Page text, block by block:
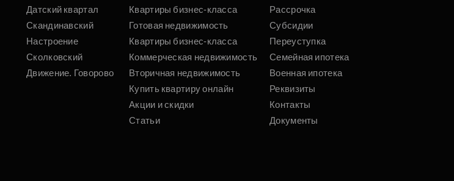
Датский квартал
Скандинавский
Настроение
Сколковский
Движение. Говорово
Квартиры бизнес-класса
Готовая недвижимость
Квартиры бизнес-класса
Коммерческая недвижимость
Вторичная недвижимость
Купить квартиру онлайн
Акции и скидки
Статьи
Рассрочка
Субсидии
Переуступка
Семейная ипотека
Военная ипотека
Реквизиты
Контакты
Документы